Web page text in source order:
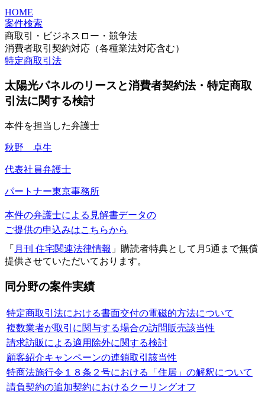
HOME
案件検索
商取引・ビジネスロー・競争法
消費者取引契約対応（各種業法対応含む）
特定商取引法
太陽光パネルのリースと消費者契約法・特定商取
引法に関する検討
本件を担当した弁護士
秋野 卓生
代表社員弁護士
パートナー東京事務所
本件の弁護士による見解書データの
ご提供の申込みはこちらから
「 月刊 住宅関連法律情報 」購読者特典として月5通まで無償
提供させていただいております。
同分野の案件実績
特定商取引法における書面交付の電磁的方法について
複数業者が取引に関与する場合の訪問販売該当性
請求訪販による適用除外に関する検討
顧客紹介キャンペーンの連鎖取引該当性
特商法施行令１８条２号における「住居」の解釈について
請負契約の追加契約におけるクーリングオフ